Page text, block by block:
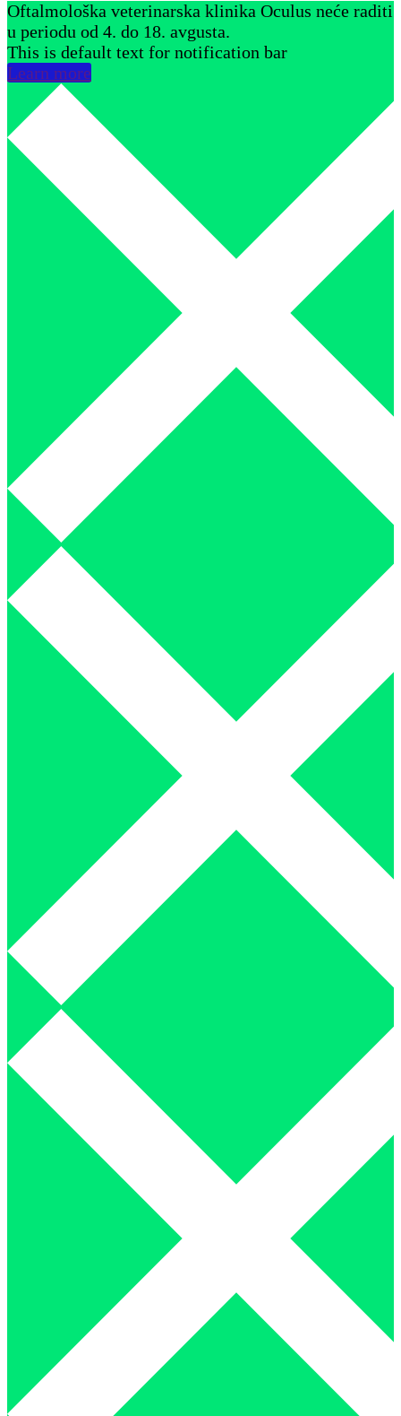
Oftalmološka veterinarska klinika Oculus neće raditi
u periodu od 4. do 18. avgusta.
This is default text for notification bar
Learn more